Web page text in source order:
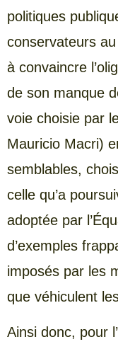
politiques
conservateurs
à convaincre
de son manque
voie choisie par
Mauricio Macri)
semblables,
celle qu’a
adoptée par
d’exemples
imposés par les
que véhiculent
Ainsi donc, pour